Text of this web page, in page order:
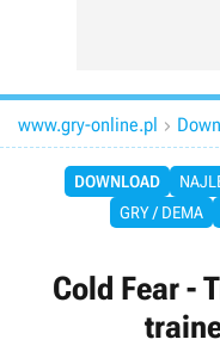
www.gry-online.pl 
DOWNLOAD
GRY / DEMA
Cold Fear -